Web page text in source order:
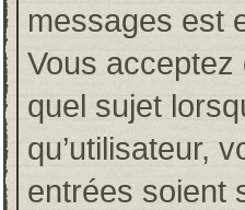
messages est
Vous acceptez
quel sujet
qu’utilisateur,
entrées soient